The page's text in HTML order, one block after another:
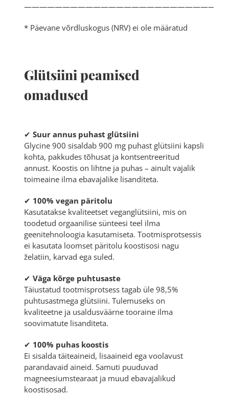
* Päevane võrdluskogus (NRV) ei ole määratud
Glütsiini peamised
omadused
✔ Suur annus puhast glütsiini
Glycine 900 sisaldab 900 mg puhast glütsiini kapsli
kohta, pakkudes tõhusat ja kontsentreeritud
annust. Koostis on lihtne ja puhas – ainult vajalik
toimeaine ilma ebavajalike lisanditeta.
✔ 100% vegan päritolu
Kasutatakse kvaliteetset veganglütsiini, mis on
toodetud orgaanilise sünteesi teel ilma
geenitehnoloogia kasutamiseta. Tootmisprotsessis
ei kasutata loomset päritolu koostisosi nagu
želatiin, karvad ega suled.
✔ Väga kõrge puhtusaste
Täiustatud tootmisprotsess tagab üle 98,5%
puhtusastmega glütsiini. Tulemuseks on
kvaliteetne ja usaldusväärne tooraine ilma
soovimatute lisanditeta.
✔ 100% puhas koostis
Ei sisalda täiteaineid, lisaaineid ega voolavust
parandavaid aineid. Samuti puuduvad
magneesiumstearaat ja muud ebavajalikud
koostisosad.